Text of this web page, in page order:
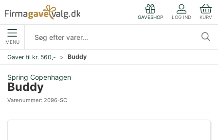
GAVESHOP LOG IND KURV
MENU
Gaver til kr. 560,- Buddy
Spring Copenhagen
Buddy
Varenummer: 2096-SC